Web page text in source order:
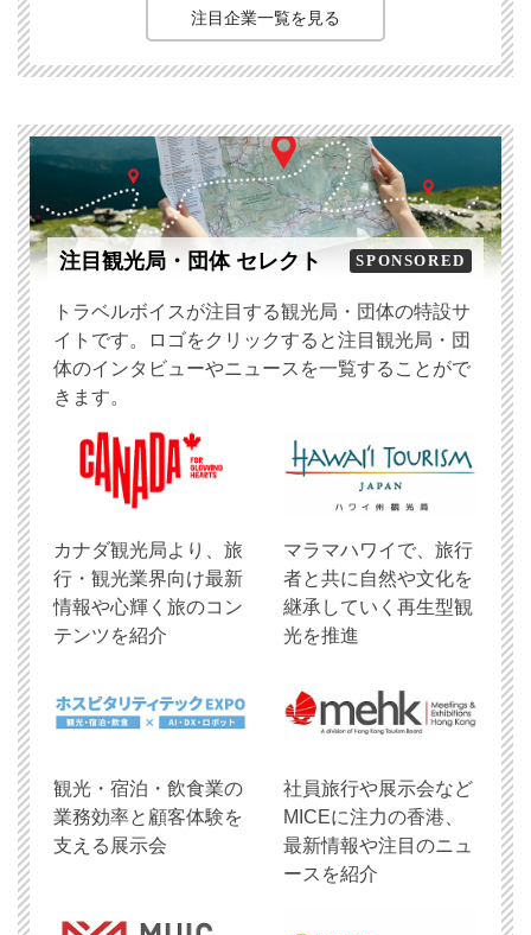
注目企業一覧を見る
注目観光局・団体 セレクト SPONSORED
トラベルボイスが注目する観光局・団体の特設サ
イトです。ロゴをクリックすると注目観光局・団
体のインタビューやニュースを一覧することがで
きます。
​カナダ観光局より、旅
行・観光業界向け最新
情報や心輝く旅のコン
テンツを紹介
マラマハワイで、旅行
者と共に自然や文化を
継承していく再生型観
光を推進
観光・宿泊・飲食業の
業務効率と顧客体験を
支える展示会
社員旅行や展示会など
MICEに注力の香港、
最新情報や注目のニュ
ースを紹介